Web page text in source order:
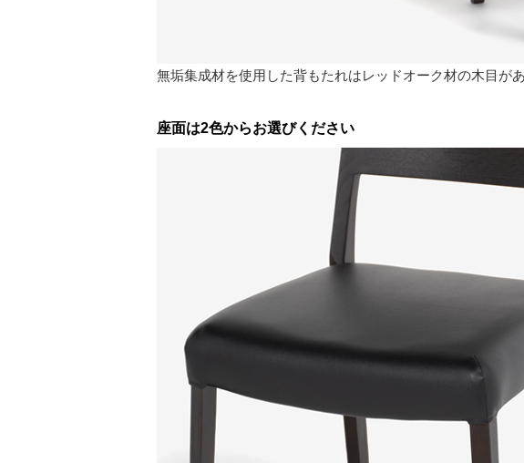
無垢集成材を使用した背もたれはレッドオーク材の木目が
座面は2色からお選びください